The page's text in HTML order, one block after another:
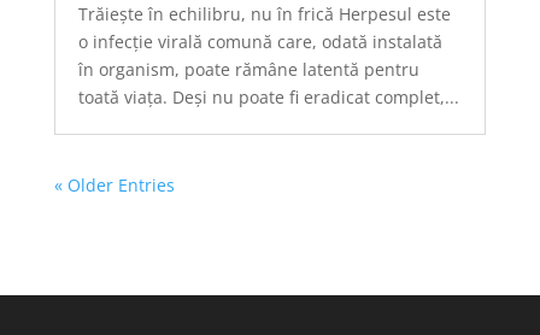
Trăiește în echilibru, nu în frică Herpesul este
o infecție virală comună care, odată instalată
în organism, poate rămâne latentă pentru
toată viața. Deși nu poate fi eradicat complet,...
« Older Entries